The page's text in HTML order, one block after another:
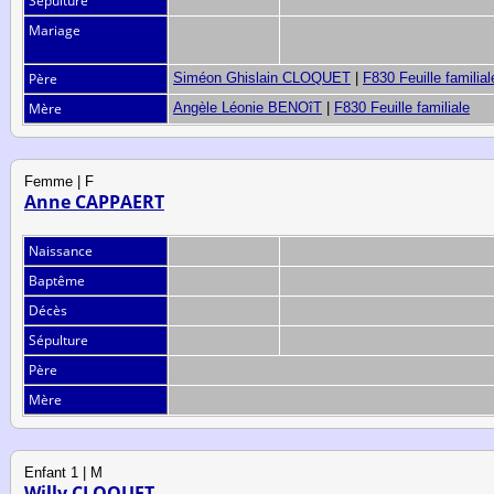
Mariage
Père Siméon Ghislain CLOQUET F830 Feuille
Mère Angèle Léonie BENOîT F830 Feuille familiale
Femme | F
Anne CAPPAERT
Naissance
Baptême
Décès
Sépulture
Père
Mère
Enfant 1 | M